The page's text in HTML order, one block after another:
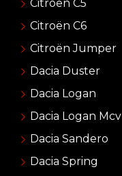
Citroën C5
Citroën C6
Citroën Jumper
Dacia Duster
Dacia Logan
Dacia Logan Mcv
Dacia Sandero
Dacia Spring